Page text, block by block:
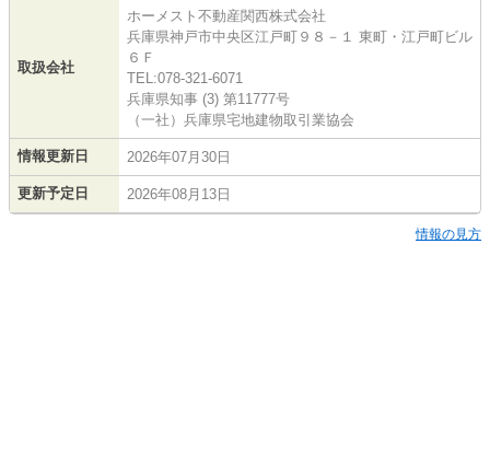
取扱会社
ホーメスト不動産関西株式会社
兵庫県神戸市中央区江戸町９８－１ 東町・江戸町ビル
６Ｆ
TEL:078-321-6071
兵庫県知事 (3) 第11777号
（一社）兵庫県宅地建物取引業協会
情報更新日 2026年07月30日
更新予定日 2026年08月13日
情報の見方